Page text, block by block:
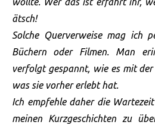
ätsch!
Solche Querverweise mag ich
Büchern oder Filmen. Man
verfolgt gespannt, wie es mit
was sie vorher erlebt hat.
Ich empfehle daher die
meinen Kurzgeschichten zu